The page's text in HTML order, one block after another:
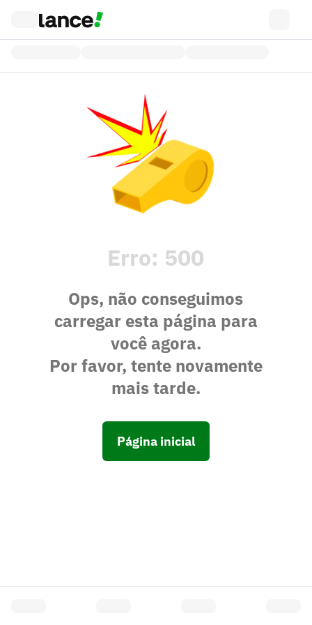
Erro: 500
Ops, não conseguimos
carregar esta página para
você agora.
Por favor, tente novamente
mais tarde.
Página inicial